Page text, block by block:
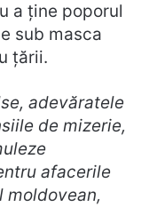
a ține poporul
sub masca
țării.
adevăratele
de mizerie,
afacerile
moldovean,